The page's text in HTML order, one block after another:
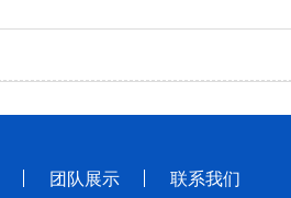
团队展示 联系我们